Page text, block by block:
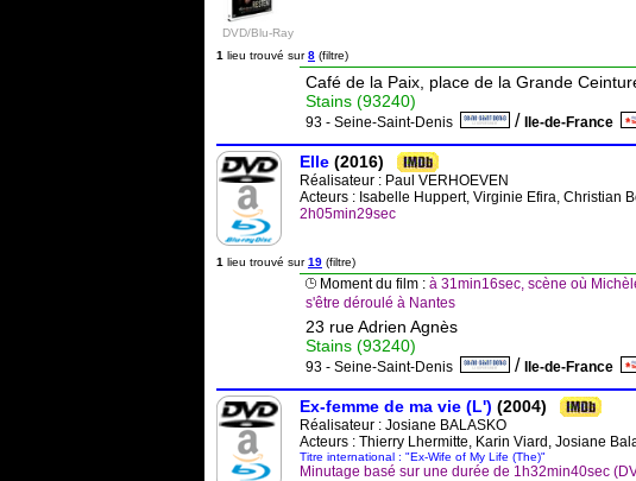
DVD/Blu-Ray
1 lieu trouvé sur8 (filtre)
Café de la Paix, place de la Grande
Stains (93240)
93 - Seine-Saint-Denis / Ile-de-France
Elle (2016)
Réalisateur : Paul VERHOEVEN
Acteurs : Isabelle Huppert, Virginie Efira, Christian
2h05min29sec
1 lieu trouvé sur19 (filtre)
Moment du film : à 31min16sec, scène où
s'être déroulé à Nantes
23 rue Adrien Agnès
Stains (93240)
93 - Seine-Saint-Denis / Ile-de-France
Ex-femme de ma vie (L') (2004)
Réalisateur : Josiane BALASKO
Acteurs : Thierry Lhermitte, Karin Viard, Josiane
Titre international : "Ex-Wife of My Life (The)"
Minutage basé sur une durée de 1h32min40sec